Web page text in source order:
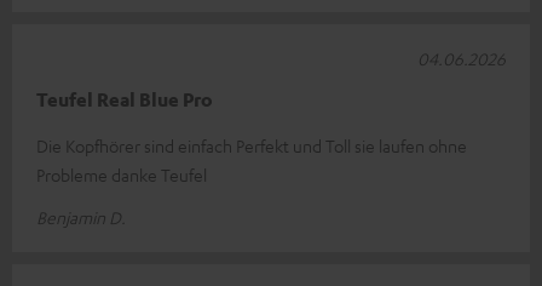
Teufel Real Blue Pro
Die Kopfhörer sind einfach Perfekt und Toll sie laufen ohne
Probleme danke Teufel
Benjamin D.
04.06.2026